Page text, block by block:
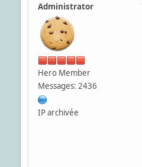
Administrator
Hero Member
Messages: 2436
IP archivée